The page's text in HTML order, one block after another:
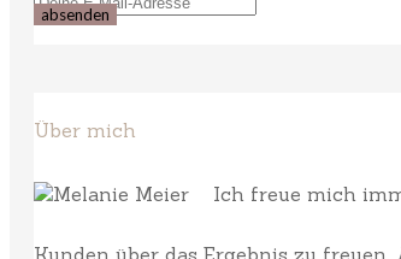
Über mich
Ich freue mich